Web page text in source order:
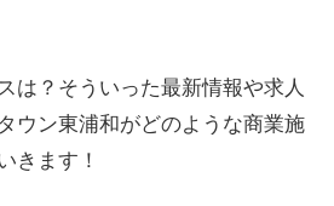
は？そういった最新情報や求人
ウン東浦和がどのような商業施
きます！